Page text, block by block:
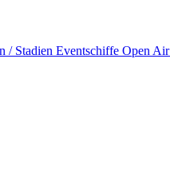
/ Stadien Eventschiffe Open